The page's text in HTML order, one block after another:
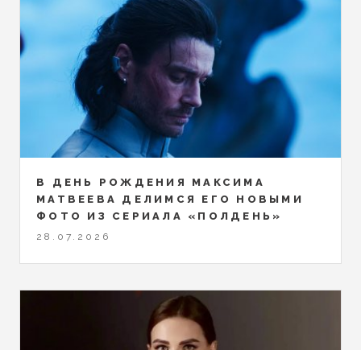
В ДЕНЬ РОЖДЕНИЯ МАКСИМА
МАТВЕЕВА ДЕЛИМСЯ ЕГО НОВЫМИ
ФОТО ИЗ СЕРИАЛА «ПОЛДЕНЬ»
28.07.2026